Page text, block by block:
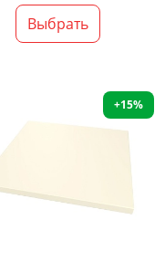
Выбрать
+15%